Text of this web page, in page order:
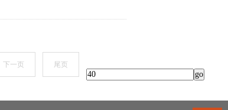
下一页 尾页